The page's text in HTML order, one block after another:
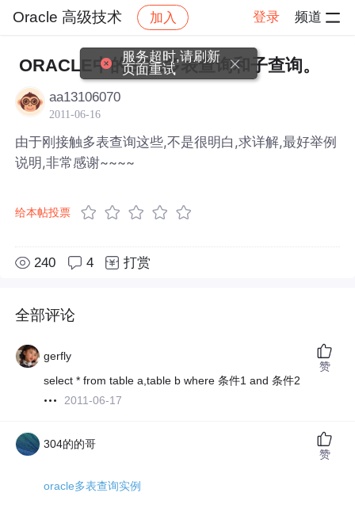
Oracle 高级技术 加入 登录 频道
社区 Oracle 高级技术 帖子详情
ORACLE中的SQL多表查询和子查询。
aa13106070
2011-06-16
由于刚接触多表查询这些,不是很明白,求详解,最好举例
说明,非常感谢~~~~
给本帖投票
240 4 打赏
全部评论
gerfly
select * from table a,table b where 条件1 and 条件2
2011-06-17
赞
304的的哥
oracle多表查询实例
赞
服务超时,请刷新
页面重试